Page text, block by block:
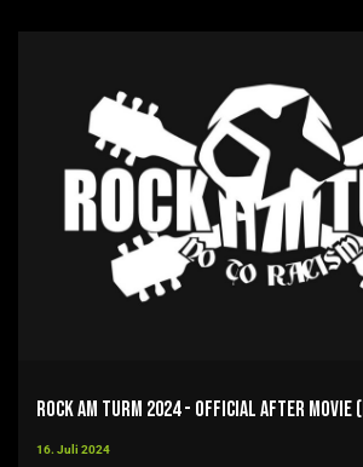
Rock am Turm 2024 - Official After Movie
16. Juli 2024